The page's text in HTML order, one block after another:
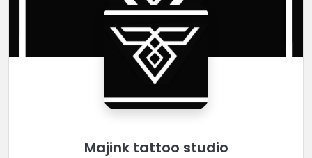
Majink tattoo studio